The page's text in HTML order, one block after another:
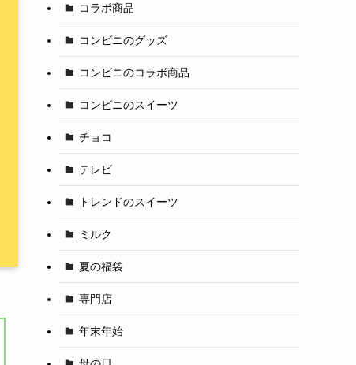
コラボ商品
コンビニのグッズ
コンビニのコラボ商品
コンビニのスイーツ
チョコ
テレビ
トレンドのスイーツ
ミルク
夏の福袋
専門店
年末年始